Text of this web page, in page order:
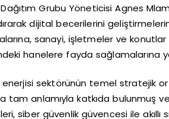
Grubu Yöneticisi Agnes
dijital becerilerini
sanayi, işletmeler ve
hanelere fayda sağlamalarına
enerjisi sektörünün temel stratejik
tam anlamıyla katkıda bulunmuş
siber güvenlik güvencesi ile akıllı